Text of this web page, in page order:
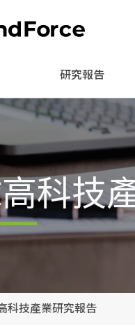
研究報告
科技
科技產業研究報告